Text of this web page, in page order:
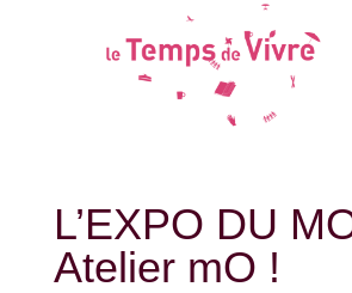
L’EXPO DU
Atelier mO !